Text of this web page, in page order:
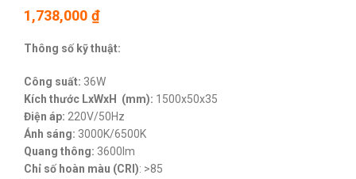
1,738,000 ₫
Thông số kỹ thuật:
Công suất: 36W
Kích thước LxWxH (mm): 1500x50x35
Điện áp: 220V/50Hz
Ánh sáng: 3000K/6500K
Quang thông: 3600lm
Chỉ số hoàn màu (CRI): >85